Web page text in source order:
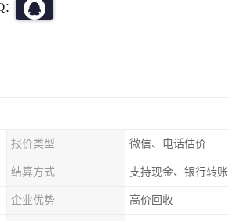
报价类型 微信、电话估价
结算方式 支持现金、银行转账
企业优势 高价回收